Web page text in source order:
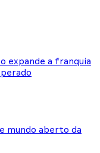
expande a franquia
mundo aberto da